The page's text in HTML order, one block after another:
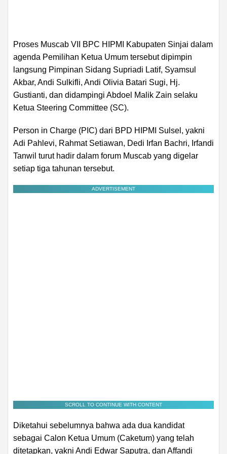
Proses Muscab VII BPC HIPMI Kabupaten Sinjai dalam
agenda Pemilihan Ketua Umum tersebut dipimpin
langsung Pimpinan Sidang Supriadi Latif, Syamsul
Akbar, Andi Sulkifli, Andi Olivia Batari Sugi, Hj.
Gustianti, dan didampingi Abdoel Malik Zain selaku
Ketua Steering Committee (SC).
Person in Charge (PIC) dari BPD HIPMI Sulsel, yakni
Adi Pahlevi, Rahmat Setiawan, Dedi Irfan Bachri, Irfandi
Tanwil turut hadir dalam forum Muscab yang digelar
setiap tiga tahunan tersebut.
ADVERTISEMENT
SCROLL TO CONTINUE WITH CONTENT
Diketahui sebelumnya bahwa ada dua kandidat
sebagai Calon Ketua Umum (Caketum) yang telah
ditetapkan, yakni Andi Edwar Saputra, dan Affandi